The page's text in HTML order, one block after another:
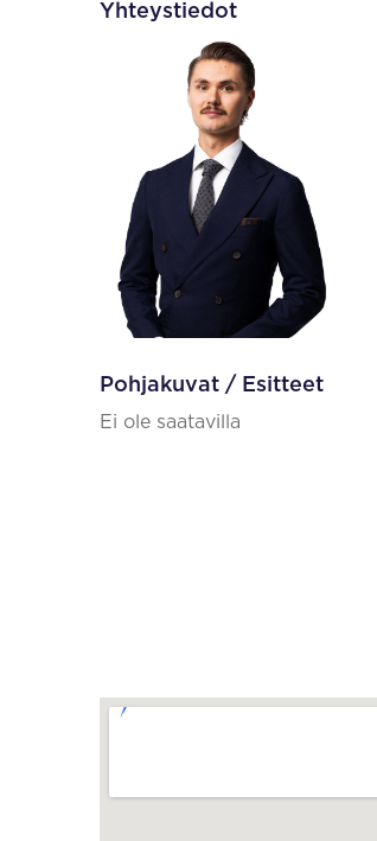
Yhteystiedot
Pohjakuvat / Esitteet
Ei ole saatavilla